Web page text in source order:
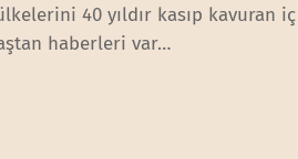
40 yıldır kasıp kavuran iç
haberleri var…